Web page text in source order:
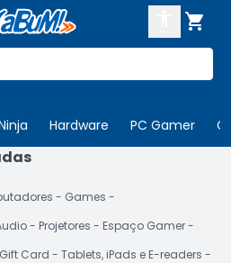

Hardware PC Gamer
ENTRE
SE
Games
Projetores
Espaço Gamer
Gift Card
Tablets, iPads e E-readers